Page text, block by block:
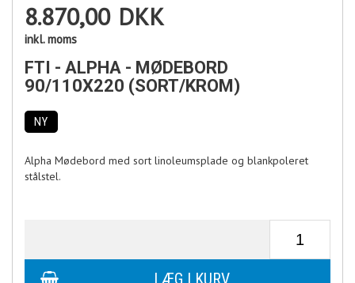
8.870,00 DKK
inkl. moms
FTI - ALPHA - MØDEBORD
90/110X220 (SORT/KROM)
NY
Alpha Mødebord med sort linoleumsplade og blankpoleret
stålstel.